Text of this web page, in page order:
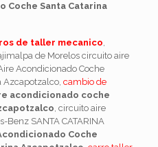
Coche Santa Catarina
de taller mecanico,
de Morelos circuito aire
Acondicionado Coche
Azcapotzalco, cambio de
acondicionado coche
, circuito aire
Benz SANTA CATARINA
Coche